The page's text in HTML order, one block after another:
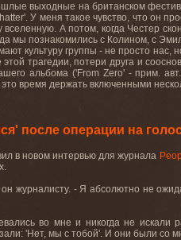
выходные на британском
У меня такое чувство, что он
А потом, когда Честер
мы познакомились с Колином, с
культуру группы - не просто нас,
трагедии, потери друга и
альбома ('From Zero' - прим.
время держать включенными
после операции на
в новом интервью для журнала
журналисту. - Я абсолютно не
во мне и никогда не
'Нет, мы с тобой'. И они были